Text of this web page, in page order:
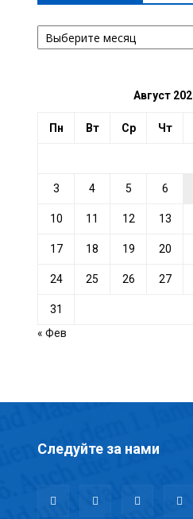
АРХИВ
ПО
Август
Пн Вт Ср Чт
3 4 5 6
10 11 12 13
17 18 19 20
24 25 26 27
31
« Фев
Следуйте за нами